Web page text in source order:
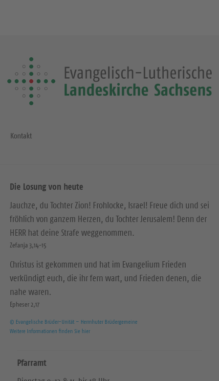
Kontakt
Die Losung von heute
Jauchze, du Tochter Zion! Frohlocke, Israel! Freue dich und sei
fröhlich von ganzem Herzen, du Tochter Jerusalem! Denn der
HERR hat deine Strafe weggenommen.
Zefanja 3,14-15
Christus ist gekommen und hat im Evangelium Frieden
verkündigt euch, die ihr fern wart, und Frieden denen, die
nahe waren.
Epheser 2,17
© Evangelische Brüder-Unität – Herrnhuter Brüdergemeine
Weitere Informationen finden Sie hier
Pfarramt